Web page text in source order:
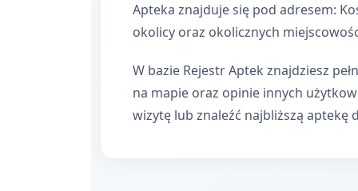
Apteka znajduje się pod adresem:
okolicy oraz okolicznych
W bazie Rejestr Aptek znajdziesz
na mapie oraz opinie innych
wizytę lub znaleźć najbliższą aptekę